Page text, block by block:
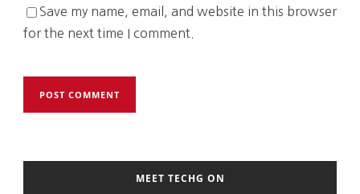
Save my name, email, and website in this browser
for the next time I comment.
MEET TECHG ON